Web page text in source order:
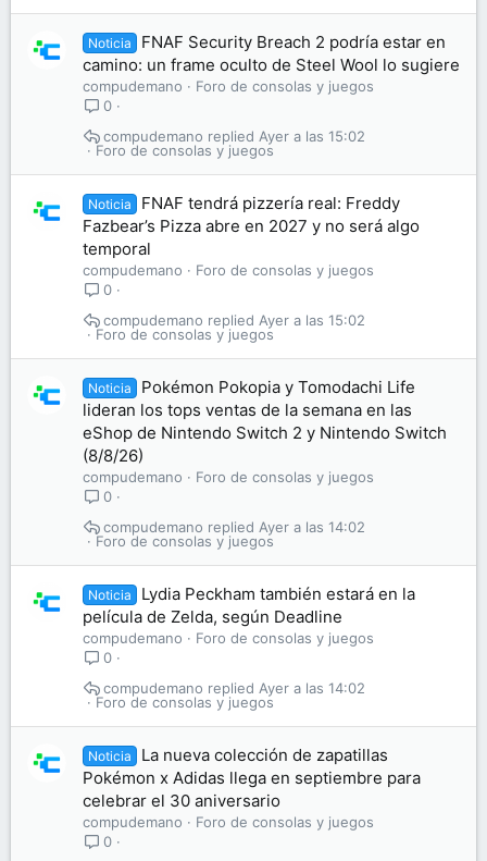
Noticia
FNAF Security Breach 2 podría estar en
camino: un frame oculto de Steel Wool lo sugiere
compudemano
Foro de consolas y juegos
0
Foro de consolas y juegos
Ayer a las 15:02
compudemano
Noticia
FNAF tendrá pizzería real: Freddy
Fazbear’s Pizza abre en 2027 y no será algo
temporal
compudemano
Foro de consolas y juegos
0
Foro de consolas y juegos
Ayer a las 15:02
compudemano
Noticia
Pokémon Pokopia y Tomodachi Life
lideran los tops ventas de la semana en las
eShop de Nintendo Switch 2 y Nintendo Switch
(8/8/26)
compudemano
Foro de consolas y juegos
0
Foro de consolas y juegos
Ayer a las 14:02
compudemano
Noticia
Lydia Peckham también estará en la
película de Zelda, según Deadline
compudemano
Foro de consolas y juegos
0
Foro de consolas y juegos
Ayer a las 14:02
compudemano
Noticia
La nueva colección de zapatillas
Pokémon x Adidas llega en septiembre para
celebrar el 30 aniversario
compudemano
Foro de consolas y juegos
0